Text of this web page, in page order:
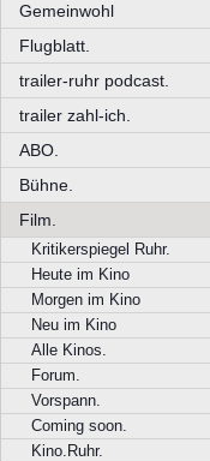
Gemeinwohl
Flugblatt.
trailer-ruhr podcast.
trailer zahl-ich.
ABO.
Bühne.
Film.
Kritikerspiegel Ruhr.
Heute im Kino
Morgen im Kino
Neu im Kino
Alle Kinos.
Forum.
Vorspann.
Coming soon.
Kino.Ruhr.